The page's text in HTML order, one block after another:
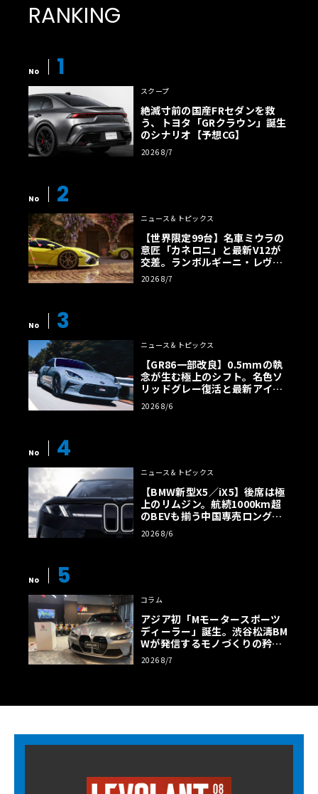
RANKING
No 1
スクープ
絶滅寸前の国産FRセダンを救
う、トヨタ「GRクラウン」誕生
のシナリオ【予想CG】
2026 8/7
No 2
ニュース＆トピックス
【世界限定99台】名車ミウラの
意匠「カネロニ」と最新V12が
交差。ランボルギーニ・レヴエ
ルトに60周年記念車が登場
2026 8/7
No 3
ニュース＆トピックス
【GR86一部改良】0.5mmの執
念が生む極上のシフト。名色ソ
リッドグレー復活と最新アイサ
イトでFRの極みへ
2026 8/6
No 4
ニュース＆トピックス
【BMW新型X5／iX5】後席は極
上のリムジン。航続1000km超
のBEVも揃う中国専売ロング仕
様の全貌
2026 8/6
No 5
コラム
アジア初「Mモータースポーツ
ディーラー」誕生。渋谷松濤BM
Wが発信するモノづくりの矜持
【木下隆之コラム】
2026 8/7